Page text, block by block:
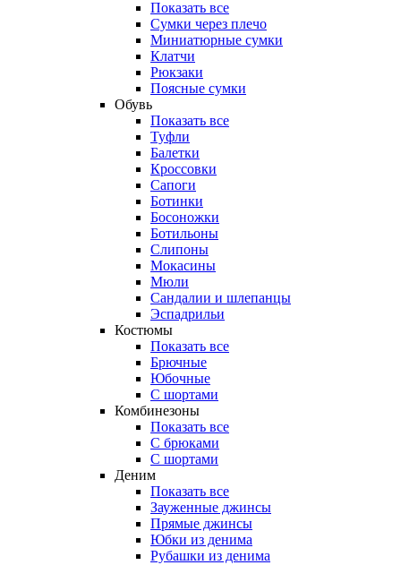
Показать все
Сумки через плечо
Миниатюрные cумки
Клатчи
Рюкзаки
Поясные сумки
Обувь
Показать все
Туфли
Балетки
Кроссовки
Сапоги
Ботинки
Босоножки
Ботильоны
Слипоны
Мокасины
Мюли
Сандалии и шлепанцы
Эспадрильи
Костюмы
Показать все
Брючные
Юбочные
С шортами
Комбинезоны
Показать все
С брюками
С шортами
Деним
Показать все
Зауженные джинсы
Прямые джинсы
Юбки из денима
Рубашки из денима